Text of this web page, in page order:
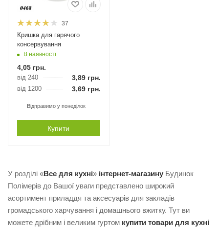
37
Кришка для гарячого
консервування
В наявності
4,05 грн.
від 240 3,89грн.
від 1200 3,69грн.
Відправимо у понеділок
Купити
У розділі «Все для кухні» інтернет-магазину Будинок
Полімерів до Вашої уваги представлено широкий
асортимент приладдя та аксесуарів для закладів
громадського харчування і домашнього вжитку. Тут ви
можете дрібним і великим гуртом купити товари для кухні